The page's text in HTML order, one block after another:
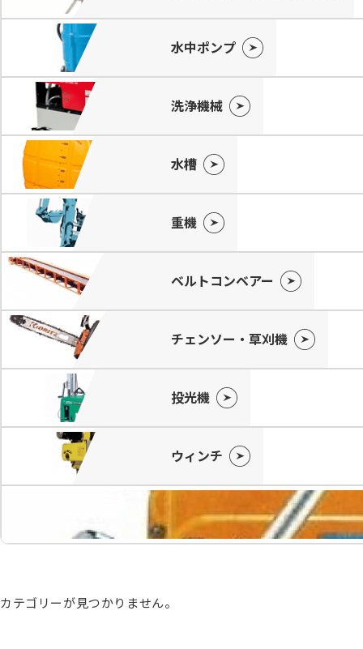
水中ポンプ
洗浄機械
水槽
重機
ベルトコンベアー
チェンソー・草刈機
投光機
ウィンチ
カテゴリーが見つかりません。